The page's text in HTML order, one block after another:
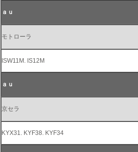
ａｕ
モトローラ
ISW11M. IS12M
ａｕ
京セラ
KYX31. KYF38. KYF34